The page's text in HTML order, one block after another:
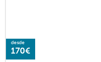
desde
170€